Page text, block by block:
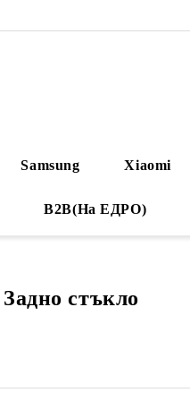
Samsung Xiaomi
B2B(На ЕДРО)
стъкло